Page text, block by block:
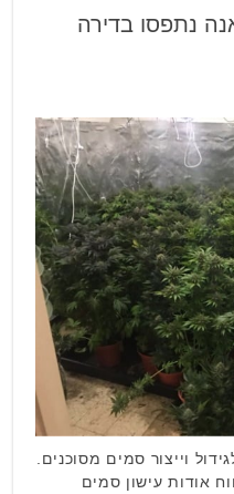
נתפסו בדירה
בחשד לגידול וייצור סמים מסוכנים.
התקבל במוקד 100 דיווח אודות עישון סמים